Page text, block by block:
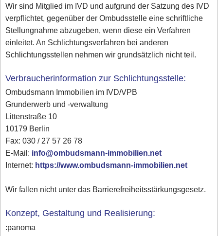
Wir sind Mitglied im IVD und aufgrund der Satzung des IVD
verpflichtet, gegenüber der Ombudsstelle eine schriftliche
Stellungnahme abzugeben, wenn diese ein Verfahren
einleitet. An Schlichtungsverfahren bei anderen
Schlichtungsstellen nehmen wir grundsätzlich nicht teil.
Verbraucherinformation zur Schlichtungsstelle:
Ombudsmann Immobilien im IVD/VPB
Grunderwerb und -verwaltung
Littenstraße 10
10179 Berlin
Fax: 030 / 27 57 26 78
E-Mail: info@ombudsmann-immobilien.net
Internet: https://www.ombudsmann-immobilien.net
Wir fallen nicht unter das Barrierefreiheitsstärkungsgesetz.
Konzept, Gestaltung und Realisierung:
:panoma